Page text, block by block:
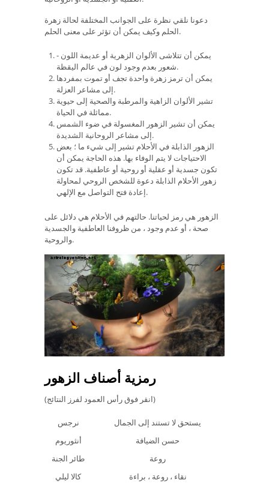
دعونا نلقي نظرة على الجوانب المختلفة لحالة زهرة
الحلم وكيف يمكن أن تؤثر على معنى الحلم.
يمكن أن تتلاشى الألوان الزهرية أو عديمة اللون -
شعور بعدم وجود لون في عالم اليقظة.
يمكن أن ترمز زهرة واحدة تجف أو تموت بمفردها
إلى مشاعر العزلة.
تشير الألوان الزاهية والمرطبة والصحية إلى حيوية
مماثلة في الحياة.
يمكن أن تشير الزهور المغسولة في ضوء الشمس
إلى مشاعر الروحانية الشديدة.
الزهور الذابلة في الأحلام تشير إلى شيء ما ؛ بعض
الاحتياجات لا يتم الوفاء بها. هذه الحاجة يمكن أن
تكون جسدية أو عقلية أو روحية أو عاطفية. قد تكون
زهور الأحلام الذابلة دعوة للشخص الروحي لمحاولة
إعادة فتح التواصل مع الإلهي.
الزهور هي رمز لحياتنا. حالتهم في الأحلام هي دلائل على
صحة ، أو عدم وجود ، من ظروفنا العاطفية والجسدية
والروحية.
رمزية أصناف الزهور
(انقر فوق رأس العمود لفرز النتائج)
نرجس
يستحق لا تستند إلى الجمال
أنثوريوم
حسن الضيافة
طائر الجنة
روعة
كالا ليلي
نقاء ، روعة ، براءة